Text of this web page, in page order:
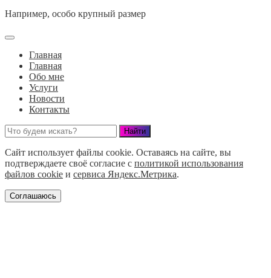
Например, особо крупный размер
Главная
Главная
Обо мне
Услуги
Новости
Контакты
Сайт использует файлы cookie. Оставаясь на сайте, вы
подтверждаете своё согласие с политикой использования
файлов cookie и сервиса Яндекс.Метрика.
Соглашаюсь